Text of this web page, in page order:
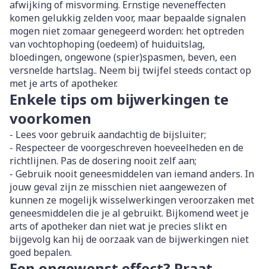
afwijking of misvorming. Ernstige neveneffecten
komen gelukkig zelden voor, maar bepaalde signalen
mogen niet zomaar genegeerd worden: het optreden
van vochtophoping (oedeem) of huiduitslag,
bloedingen, ongewone (spier)spasmen, beven, een
versnelde hartslag.. Neem bij twijfel steeds contact op
met je arts of apotheker.
Enkele tips om bijwerkingen te
voorkomen
- Lees voor gebruik aandachtig de bijsluiter;
- Respecteer de voorgeschreven hoeveelheden en de
richtlijnen. Pas de dosering nooit zelf aan;
- Gebruik nooit geneesmiddelen van iemand anders. In
jouw geval zijn ze misschien niet aangewezen of
kunnen ze mogelijk wisselwerkingen veroorzaken met
geneesmiddelen die je al gebruikt. Bijkomend weet je
arts of apotheker dan niet wat je precies slikt en
bijgevolg kan hij de oorzaak van de bijwerkingen niet
goed bepalen.